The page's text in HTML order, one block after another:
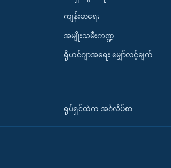
ကျန်းမာရေး
အမျိုးသမီးကဏ္ဍ
ရိုဟင်ဂျာအရေး မျှော်လင့်ချက်
ရုပ်ရှင်ထဲက အင်္ဂလိပ်စာ